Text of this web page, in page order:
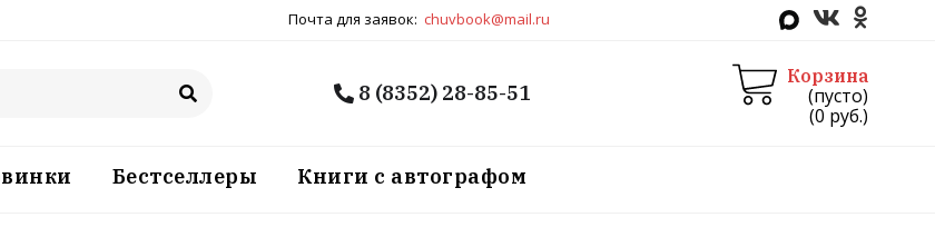
Почта для заявок: chuvbook@mail.ru
8 (8352) 28-85-51
Корзина
(пусто)
(0 руб.)
Бестселлеры Книги с автографом